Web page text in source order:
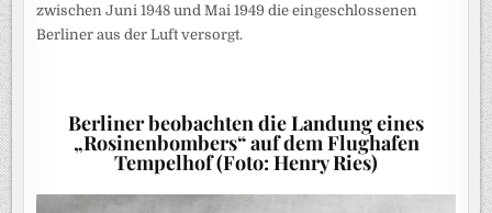
zwischen Juni 1948 und Mai 1949 die eingeschlossenen
Berliner aus der Luft versorgt.
Berliner beobachten die Landung eines
„Rosinenbombers“ auf dem Flughafen
Tempelhof (Foto: Henry Ries)